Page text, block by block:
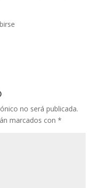
no será publicada.
marcados con *